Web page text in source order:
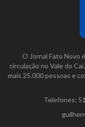
O Jornal Fato Novo
circulação no Vale do
mais 25.000 pessoas e
Telefones: